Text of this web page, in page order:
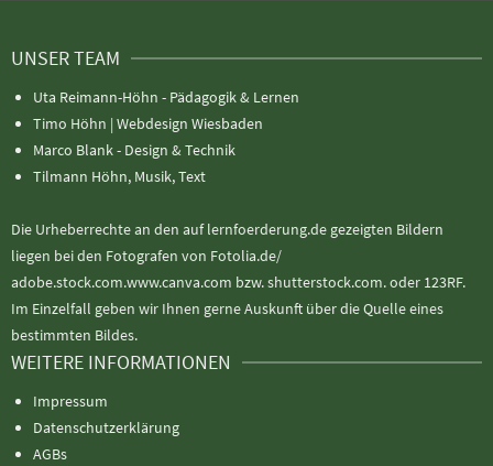
UNSER TEAM
Uta Reimann-Höhn - Pädagogik & Lernen
Timo Höhn | Webdesign Wiesbaden
Marco Blank - Design & Technik
Tilmann Höhn, Musik, Text
Die Urheberrechte an den auf lernfoerderung.de gezeigten Bildern
liegen bei den Fotografen von Fotolia.de/
adobe.stock.com.www.canva.com bzw. shutterstock.com. oder 123RF.
Im Einzelfall geben wir Ihnen gerne Auskunft über die Quelle eines
bestimmten Bildes.
WEITERE INFORMATIONEN
Impressum
Datenschutzerklärung
AGBs